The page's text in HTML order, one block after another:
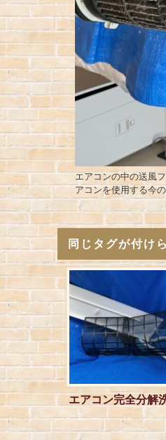
エアコンの中の送風
アコンを使用する今
同じタグが付け
エアコン完全分解